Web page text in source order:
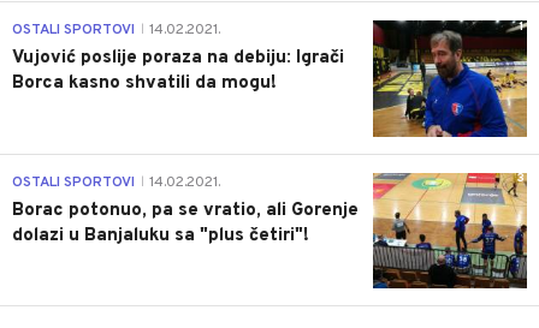
1
OSTALI SPORTOVI 14.02.2021.
Vujović poslije poraza na debiju: Igrači
Borca kasno shvatili da mogu!
3
OSTALI SPORTOVI 14.02.2021.
Borac potonuo, pa se vratio, ali Gorenje
dolazi u Banjaluku sa "plus četiri"!